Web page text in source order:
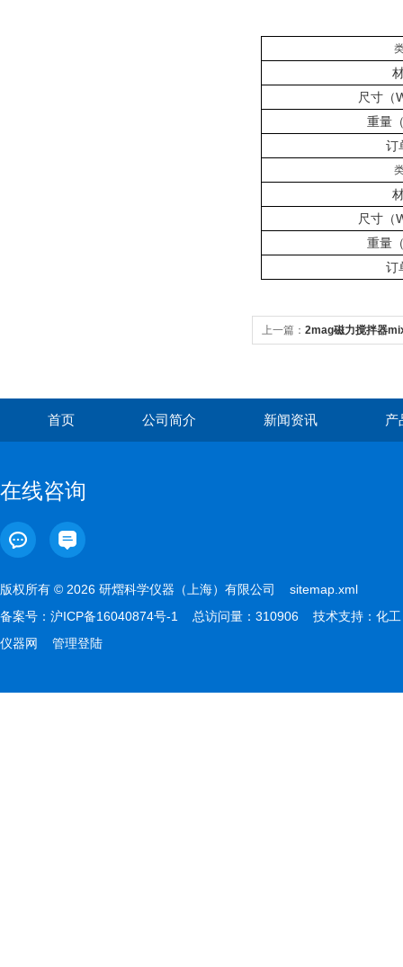
尺寸（
重量
订
尺寸（
重量
订
上一篇： 2mag磁力搅拌器
首页 公司简介 新闻资讯 产
在线咨询
版权所有 © 2026 研熠科学仪器（上海）有限公司 sitemap.xml
备案号： 沪ICP备16040874号-1 总访问量：310906 技术支持： 化工
仪器网
管理登陆